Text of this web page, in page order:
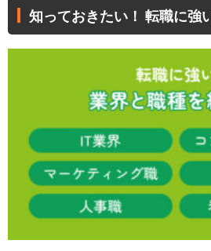
知っておきたい！ 転職に強